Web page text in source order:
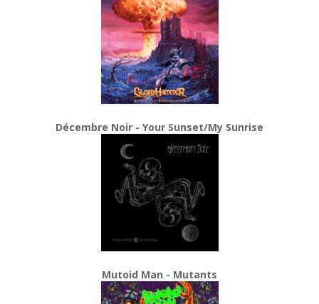
Décembre Noir - Your Sunset/My Sunrise
Mutoid Man - Mutants